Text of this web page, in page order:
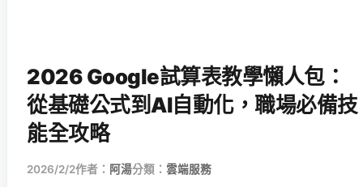
2026 Google試算表教學懶人包：
從基礎公式到AI自動化，職場必備技
能全攻略
2026/2/2作者： 阿湯分類： 雲端服務